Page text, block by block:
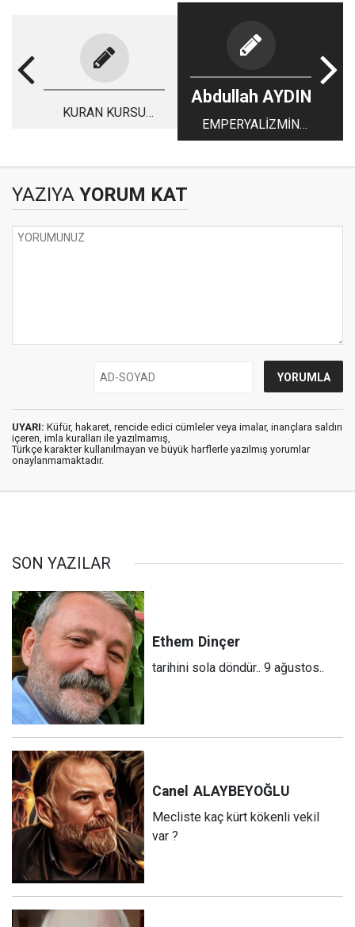
KURAN KURSU
Abdullah AYDIN
EMPERYALİZMİN
GÜDÜM VE
YAZIYA YORUM KAT
UYARI: Küfür, hakaret, rencide edici cümleler veya imalar, inançlara saldırı
içeren, imla kuralları ile yazılmamış,
Türkçe karakter kullanılmayan ve büyük harflerle yazılmış yorumlar
onaylanmamaktadır.
SON YAZILAR
Ethem Dinçer
tarihini sola döndür.. 9 ağustos..
Canel ALAYBEYOĞLU
Mecliste kaç kürt kökenli vekil
var ?